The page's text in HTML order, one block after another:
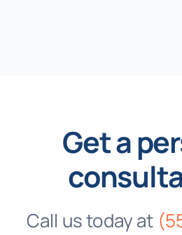
Get a
Call us today at